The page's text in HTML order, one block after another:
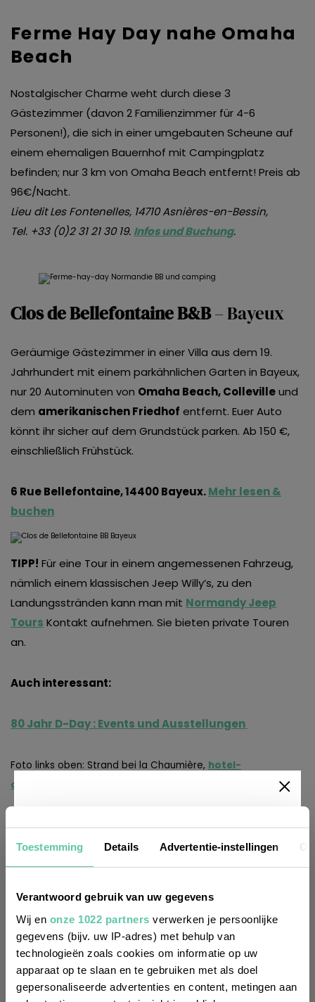
Toestemming Details Advertentie-instellingen
Verantwoord gebruik van uw gegevens
Wij en onze 1022 partners verwerken je persoonlijke
gegevens (bijv. uw IP-adres) met behulp van
technologieën zoals cookies om informatie op uw
apparaat op te slaan en te gebruiken met als doel
gepersonaliseerde advertenties en content, metingen aan
Ferme Hay Day nahe Omaha
Beach
Nostalgischer Charme weht durch diese 3
Gästezimmer (davon 2 Familienzimmer für 4-6
Personen!), die sich in einer umgebauten Scheune auf
einem ehemaligen Bauernhof mit Campingplatz
befinden; nur 3 km von Omaha Beach entfernt! Preis ab
96€/Nacht.
Lieu dit Les Fontenelles, 14710 Asnières-en-Bessin,
Tel. +33 (0)2 31 21 30 19. Infos und Buchung.
Clos de Bellefontaine B&B– Bayeux
Geräumige Gästezimmer in einer Villa aus dem 19.
Jahrhundert mit einem parkähnlichen Garten in Bayeux,
nur 20 Autominuten von Omaha Beach, Collevilleund
dem amerikanischen Friedhof entfernt. Euer Auto
könnt ihr sicher auf dem Grundstück parken. Ab 150 €,
einschließlich Frühstück.
6 Rue Bellefontaine, 14400 Bayeux.Mehr lesen &
buchen
TIPP! Für eine Tour in einem angemessenen Fahrzeug,
nämlich einem klassischen Jeep Willy’s, zu den
Landungsstränden kann man mit Normandy Jeep
Tours Kontakt aufnehmen. Sie bieten private Touren
an.
Auch interessant:
80Jahr D-Day : Events und Ausstellungen
Foto links oben: Strand bei la Chaumière, hotel-
chaumiere.fr
am Meer am Wasser
Landungsstrände
Normandië Top-Listen
Wo in Frankreich?
Newsletter
regelmäßig über Trends, neue
Entdeckungen und Insider-Tipps für
Frankreich informiert werden? Dann
melde dich für unseren
zweiwöchentlichen Newsletter an. Im